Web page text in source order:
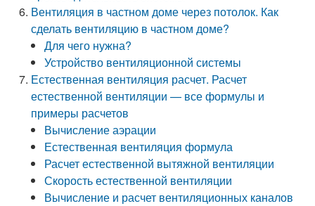
Вентиляция в частном доме через потолок. Как
сделать вентиляцию в частном доме?
Для чего нужна?
Устройство вентиляционной системы
Естественная вентиляция расчет. Расчет
естественной вентиляции — все формулы и
примеры расчетов
Вычисление аэрации
Естественная вентиляция формула
Расчет естественной вытяжной вентиляции
Скорость естественной вентиляции
Вычисление и расчет вентиляционных каналов